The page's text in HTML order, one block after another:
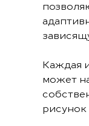
Каждая
может
рисунок